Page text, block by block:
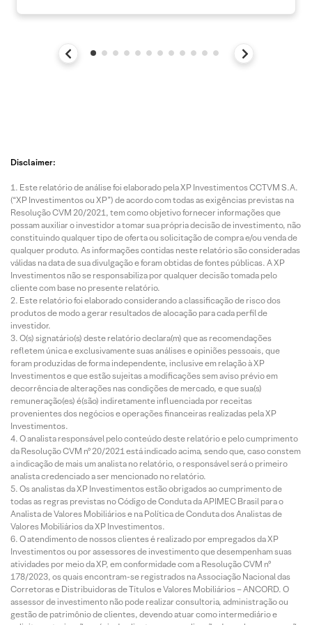
Disclaimer:
Este relatório de análise foi elaborado pela XP Investimentos CCTVM S.A.
(“XP Investimentos ou XP”) de acordo com todas as exigências previstas na
Resolução CVM 20/2021, tem como objetivo fornecer informações que
possam auxiliar o investidor a tomar sua própria decisão de investimento, não
constituindo qualquer tipo de oferta ou solicitação de compra e/ou venda de
qualquer produto. As informações contidas neste relatório são consideradas
válidas na data de sua divulgação e foram obtidas de fontes públicas. A XP
Investimentos não se responsabiliza por qualquer decisão tomada pelo
cliente com base no presente relatório.
Este relatório foi elaborado considerando a classificação de risco dos
produtos de modo a gerar resultados de alocação para cada perfil de
investidor.
O(s) signatário(s) deste relatório declara(m) que as recomendações
refletem única e exclusivamente suas análises e opiniões pessoais, que
foram produzidas de forma independente, inclusive em relação à XP
Investimentos e que estão sujeitas a modificações sem aviso prévio em
decorrência de alterações nas condições de mercado, e que sua(s)
remuneração(es) é(são) indiretamente influenciada por receitas
provenientes dos negócios e operações financeiras realizadas pela XP
Investimentos.
O analista responsável pelo conteúdo deste relatório e pelo cumprimento
da Resolução CVM nº 20/2021 está indicado acima, sendo que, caso constem
a indicação de mais um analista no relatório, o responsável será o primeiro
analista credenciado a ser mencionado no relatório.
Os analistas da XP Investimentos estão obrigados ao cumprimento de
todas as regras previstas no Código de Conduta da APIMEC Brasil para o
Analista de Valores Mobiliários e na Política de Conduta dos Analistas de
Valores Mobiliários da XP Investimentos.
O atendimento de nossos clientes é realizado por empregados da XP
Investimentos ou por assessores de investimento que desempenham suas
atividades por meio da XP, em conformidade com a Resolução CVM nº
178/2023, os quais encontram-se registrados na Associação Nacional das
Corretoras e Distribuidoras de Títulos e Valores Mobiliários – ANCORD. O
assessor de investimento não pode realizar consultoria, administração ou
gestão de patrimônio de clientes, devendo atuar como intermediário e